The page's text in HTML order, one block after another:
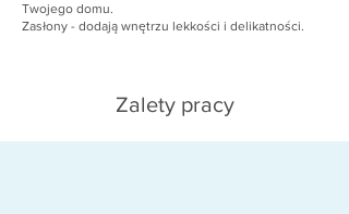
Twojego domu.
Zasłony - dodają wnętrzu lekkości i delikatności.
Zalety pracy